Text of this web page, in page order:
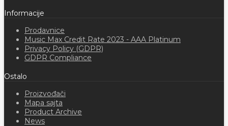
Informacije
Prodavnice
Music Max Credit Rate 2023 - AAA Platinum
Privacy Policy (GDPR)
GDPR Compliance
Ostalo
Proizvođači
Mapa sajta
Product Archive
News